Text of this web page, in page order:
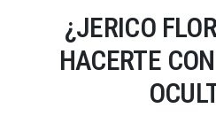
¿JERICO
HACERTE